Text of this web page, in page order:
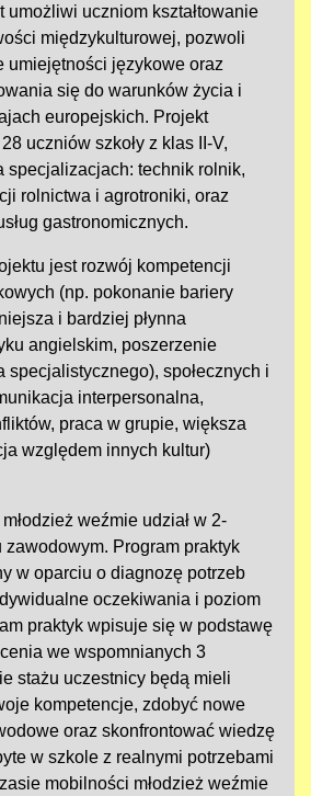
umożliwi uczniom kształtowanie
międzykulturowej, pozwoli
umiejętności językowe oraz
się do warunków życia i
europejskich. Projekt
uczniów szkoły z klas II-V,
specjalizacjach: technik rolnik,
rolnictwa i agrotroniki, oraz
gastronomicznych.
jest rozwój kompetencji
(np. pokonanie bariery
i bardziej płynna
angielskim, poszerzenie
specjalistycznego), społecznych i
interpersonalna,
praca w grupie, większa
względem innych kultur)
weźmie udział w 2-
Program praktyk
w oparciu o diagnozę potrzeb
oczekiwania i poziom
praktyk wpisuje się w podstawę
we wspomnianych 3
stażu uczestnicy będą mieli
kompetencje, zdobyć nowe
oraz skonfrontować wiedzę
w szkole z realnymi potrzebami
mobilności młodzież weźmie